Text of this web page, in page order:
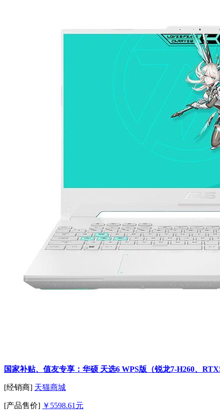
国家补贴、值友专享：华硕 天选6 WPS版（锐龙7-H260、
[经销商] 天猫商城
[产品售价] ￥5598.61元